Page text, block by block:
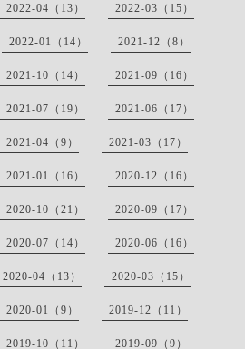
2022-04（13） 2022-03（15）
2022-01（14） 2021-12（8）
2021-10（14） 2021-09（16）
2021-07（19） 2021-06（17）
2021-04（9） 2021-03（17）
2021-01（16） 2020-12（16）
2020-10（21） 2020-09（17）
2020-07（14） 2020-06（16）
2020-04（13） 2020-03（15）
2020-01（9） 2019-12（11）
2019-10（11） 2019-09（9）